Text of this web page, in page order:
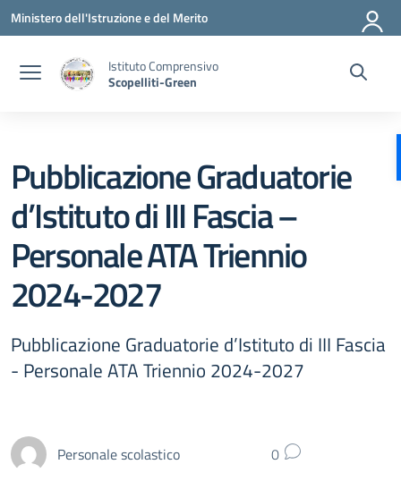
Vai ai contenuti
Vai al menu di navigazione
Vai al footer
Ministero dell'Istruzione e del Merito
Istituto Comprensivo
Scopelliti-Green
Pubblicazione Graduatorie
d’Istituto di III Fascia –
Personale ATA Triennio
2024-2027
Pubblicazione Graduatorie d’Istituto di III Fascia
- Personale ATA Triennio 2024-2027
Personale scolastico 0